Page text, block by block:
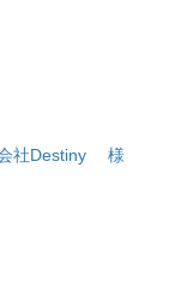
社Destiny 様